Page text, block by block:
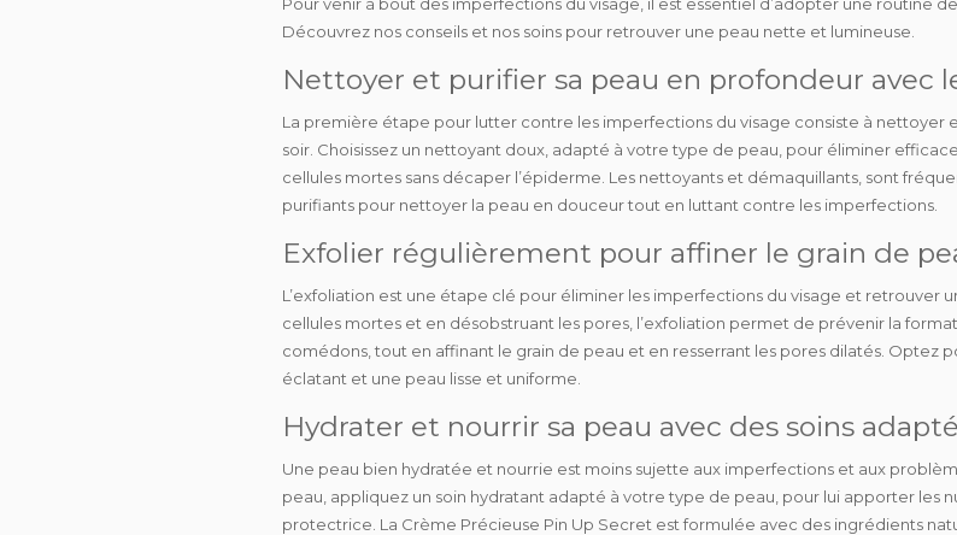
Découvrez nos conseils et nos soins pour retrouver une peau nette et lumineuse.
Nettoyer et purifier sa peau en profondeur avec
La première étape pour lutter contre les imperfections du visage consiste à nettoyer
soir. Choisissez un nettoyant doux, adapté à votre type de peau, pour éliminer
cellules mortes sans décaper l’épiderme. Les nettoyants et démaquillants, sont
purifiants pour nettoyer la peau en douceurtout en luttant contre les imperfections.
Exfolier régulièrement pour affiner le grain de
L’exfoliation est une étape clé pour éliminer les imperfections du visage et retrouver
cellules mortes et en désobstruant les pores, l’exfoliation permet de prévenir la
comédons, tout en affinant le grain de peau et en resserrant les pores dilatés. Optez
éclatant et une peau lisse et uniforme.
Hydrater et nourrir sa peau avec des soins
Une peau bien hydratée et nourrie est moins sujette aux imperfections et aux
peau, appliquez un soin hydratant adapté à votre type de peau, pour lui apporter les
protectrice . La Crème Précieuse Pin Up Secret est formulée avec des ingrédients